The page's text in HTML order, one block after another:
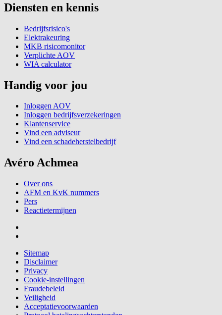
Diensten en kennis
Bedrijfsrisico's
Elektrakeuring
MKB risicomonitor
Verplichte AOV
WIA calculator
Handig voor jou
Inloggen AOV
Inloggen bedrijfsverzekeringen
Klantenservice
Vind een adviseur
Vind een schadeherstelbedrijf
Avéro Achmea
Over ons
AFM en KvK nummers
Pers
Reactietermijnen
Sitemap
Disclaimer
Privacy
Cookie-instellingen
Fraudebeleid
Veiligheid
Acceptatievoorwaarden